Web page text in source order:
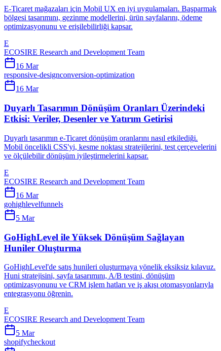
E-Ticaret mağazaları için Mobil UX en iyi uygulamaları. Başparmak
bölgesi tasarımını, gezinme modellerini, ürün sayfalarını, ödeme
optimizasyonunu ve erişilebilirliği kapsar.
E
ECOSIRE Research and Development Team
16 Mar
responsive-designconversion-optimization
16 Mar
Duyarlı Tasarımın Dönüşüm Oranları Üzerindeki
Etkisi: Veriler, Desenler ve Yatırım Getirisi
Duyarlı tasarımın e-Ticaret dönüşüm oranlarını nasıl etkilediği.
Mobil öncelikli CSS'yi, kesme noktası stratejilerini, test çerçevelerini
ve ölçülebilir dönüşüm iyileştirmelerini kapsar.
E
ECOSIRE Research and Development Team
16 Mar
gohighlevelfunnels
5 Mar
GoHighLevel ile Yüksek Dönüşüm Sağlayan
Huniler Oluşturma
GoHighLevel'de satış hunileri oluşturmaya yönelik eksiksiz kılavuz.
Huni stratejisini, sayfa tasarımını, A/B testini, dönüşüm
optimizasyonunu ve CRM işlem hatları ve iş akışı otomasyonlarıyla
entegrasyonu öğrenin.
E
ECOSIRE Research and Development Team
5 Mar
shopifycheckout